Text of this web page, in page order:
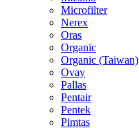
Microfilter
Nerex
Oras
Organic
Organic (Taiwan)
Ovay
Pallas
Pentair
Pentek
Pimtas